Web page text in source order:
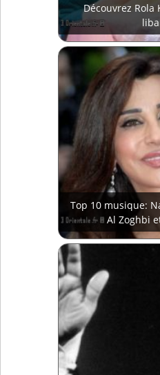
Découvrez Rola
Top 10 musique:
Al Zoghbi